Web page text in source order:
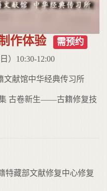
作体验 需预约
）10:30-12:00
文献馆中华经典传习所
古卷新生——古籍修复技
特藏部文献修复中心修复